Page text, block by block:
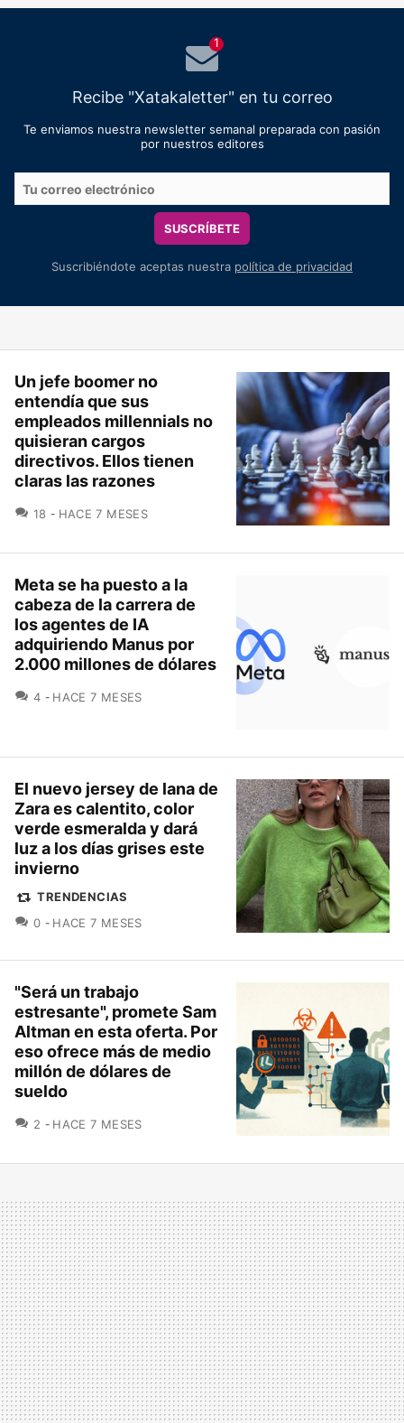
1
Recibe "Xatakaletter" en tu correo
Te enviamos nuestra newsletter semanal preparada con pasión
por nuestros editores
SUSCRÍBETE
Suscribiéndote aceptas nuestra política de privacidad
Un jefe boomer no
entendía que sus
empleados millennials no
quisieran cargos
directivos. Ellos tienen
claras las razones
18 COMENTARIOS
HACE 7 MESES
Meta se ha puesto a la
cabeza de la carrera de
los agentes de IA
adquiriendo Manus por
2.000 millones de dólares
4 COMENTARIOS
HACE 7 MESES
El nuevo jersey de lana de
Zara es calentito, color
verde esmeralda y dará
luz a los días grises este
invierno
TRENDENCIAS
0 COMENTARIOS
HACE 7 MESES
"Será un trabajo
estresante", promete Sam
Altman en esta oferta. Por
eso ofrece más de medio
millón de dólares de
sueldo
2 COMENTARIOS
HACE 7 MESES